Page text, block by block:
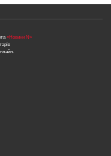
«Новини N»